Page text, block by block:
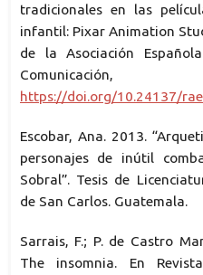
tradicionales en las
infantil: Pixar Animation
de la Asociación
https://doi.org/10.24137/
Escobar, Ana. 2013.
personajes de inútil
Sobral”. Tesis de
de San Carlos. Guatemala.
Sarrais, F.; P. de Castro
The insomnia. En